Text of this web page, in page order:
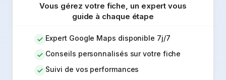
Vous gérez votre fiche, un expert vous
guide à chaque étape
Expert Google Maps disponible 7j/7
Conseils personnalisés sur votre fiche
Suivi de vos performances